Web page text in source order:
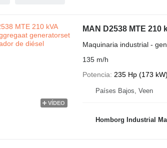
VÍDEO
MAN D2538 MTE
Maquinaria industrial -
135 m/h
Potencia
235 Hp (173 kW)
Países Bajos, Veen
Homborg Industrial